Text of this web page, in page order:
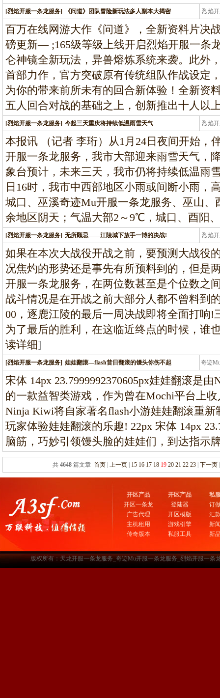
[烈焰开服一条龙服务] 《问道》团队冒险新玩法多人副本大揭密 烈焰
龙
百万在线网游大作《问道》，全新资料片决
磅更新— ;165级等级上线开启烈焰开服一条
仑神镜全新玩法，异兽熔炼系统来袭。此外
首部力作，官方突破原有传统组队作战设定
为你的带来前所未有的回合新体验！全新资
五人回合对战的基础之上，创新推出十人以
[烈焰开服一条龙服务] 今起三天重庆将持续低温雨雪天气 烈焰
龙
本报讯 （记者 李珩）从1月24日夜间开始，
开服一条龙服务，我市大部迎来雨雪天气，
象台预计，未来三天，我市仍将持续低温雨
日16时，我市中西部地区小雨或间断小雨，
城口、巫溪奇迹Mu开服一条龙服务、巫山
余地区阴天；气温大部2～9℃，城口、酉阳
[烈焰开服一条龙服务] 无所顾忌——江陵城下放手一博的决战! 烈焰
龙
如果在本次大战役开战之前，要预测大战役
况焦灼的形势还是事先有所预料到的，但是
开服一条龙服务，在两位数甚至是个位数之
战斗情况是在开战之前大部分人都不曾料到
00，逐鹿江陵的最后一周决战即将全面打响!
为了最后的胜利，在这临近终点的时候，谁
读详细]
[烈焰开服一条龙服务] 娃娃翻滚—flash昔日翻滚的馒头你伤不起 奇迹
条
宋体 14px 23.7999992370605px娃娃翻滚是
的一款益智类游戏，作为曾在Mochi平台上
Ninja Kiwi将自家著名flash小游娃娃翻滚重
玩家体验娃娃翻滚的乐趣! 22px 宋体 14px
脑筋，巧妙引领馒头脸的娃娃们，到达指示
共 4648篇文章 首页| 上一页| 15 16 17 18 19 20 21 22 23| 下一页
开区产品
开区一条龙
广告代理
主机租用
传奇版本
开区产品
登陆器
开区模版
游戏引擎
私服工具
私
订
汇
新
新
版权所有：天龙开服一条龙服务_奇迹Mu开服一条龙服务_烈焰开服一条